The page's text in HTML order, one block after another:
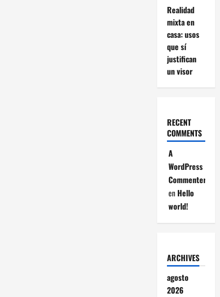
Realidad
mixta en
casa: usos
que sí
justifican
un visor
RECENT
COMMENTS
A
WordPress
Commenter
en Hello
world!
ARCHIVES
agosto
2026